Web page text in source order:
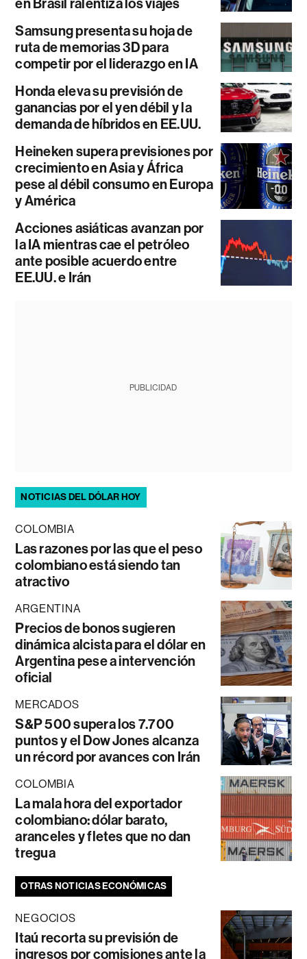
en Brasil ralentiza los viajes
Samsung presenta su hoja de
ruta de memorias 3D para
competir por el liderazgo en IA
Honda eleva su previsión de
ganancias por el yen débil y la
demanda de híbridos en EE.UU.
Heineken supera previsiones por
crecimiento en Asia y África
pese al débil consumo en Europa
y América
Acciones asiáticas avanzan por
la IA mientras cae el petróleo
ante posible acuerdo entre
EE.UU. e Irán
PUBLICIDAD
NOTICIAS DEL DÓLAR HOY
COLOMBIA
Las razones por las que el peso
colombiano está siendo tan
atractivo
ARGENTINA
Precios de bonos sugieren
dinámica alcista para el dólar en
Argentina pese a intervención
oficial
MERCADOS
S&P 500 supera los 7.700
puntos y el Dow Jones alcanza
un récord por avances con Irán
COLOMBIA
La mala hora del exportador
colombiano: dólar barato,
aranceles y fletes que no dan
tregua
OTRAS NOTICIAS ECONÓMICAS
NEGOCIOS
Itaú recorta su previsión de
ingresos por comisiones ante la